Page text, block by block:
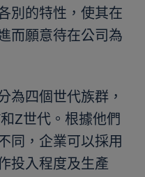
別的特性，使其在
而願意待在公司為
為四個世代族群，
Z世代。根據他們
同，企業可以採用
投入程度及生產